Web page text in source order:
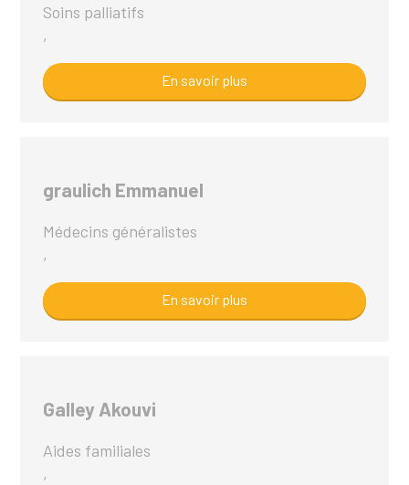
Soins palliatifs
,
En savoir plus
graulich Emmanuel
Médecins généralistes
,
En savoir plus
Galley Akouvi
Aides familiales
,